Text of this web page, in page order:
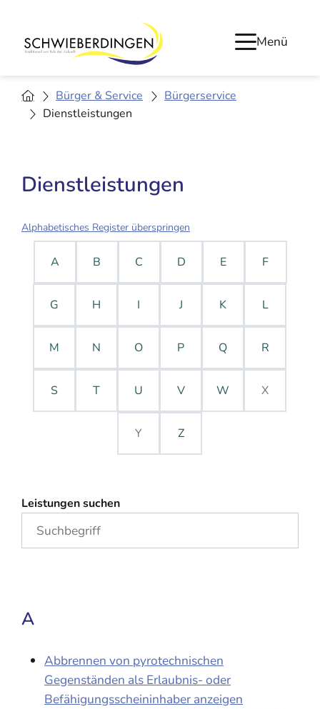
Menü
Bürger & Service
Bürgerservice
Dienstleistungen
Dienstleistungen
Alphabetisches Register überspringen
A B C D E F
G H I J K L
M N O P Q R
S T U V W X
Y Z
Leistungen suchen
A
Abbrennen von pyrotechnischen
Gegenständen als Erlaubnis- oder
Befähigungsscheininhaber anzeigen